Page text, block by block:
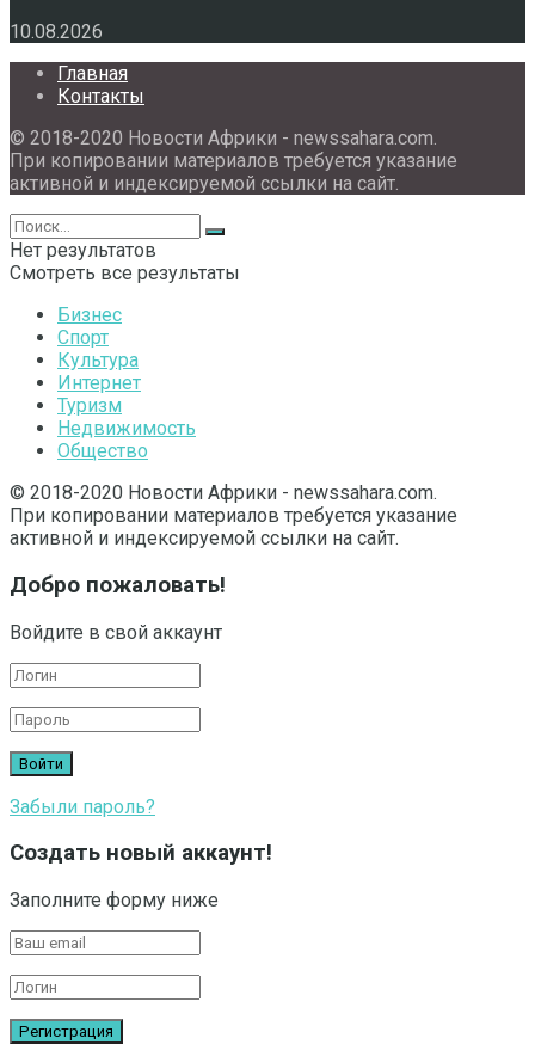
10.08.2026
Главная
Контакты
© 2018-2020 Новости Африки - newssahara.com.
При копировании материалов требуется указание
активной и индексируемой ссылки на сайт.
Нет результатов
Смотреть все результаты
Бизнес
Спорт
Культура
Интернет
Туризм
Недвижимость
Общество
© 2018-2020 Новости Африки - newssahara.com.
При копировании материалов требуется указание
активной и индексируемой ссылки на сайт.
Добро пожаловать!
Войдите в свой аккаунт
Забыли пароль?
Создать новый аккаунт!
Заполните форму ниже